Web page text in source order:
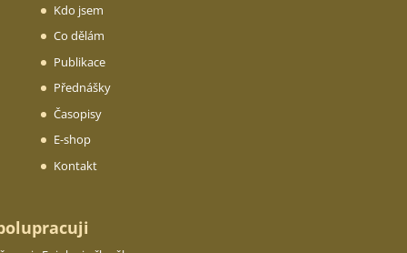
Kdo jsem
Co dělám
Publikace
Přednášky
Časopisy
E-shop
Kontakt